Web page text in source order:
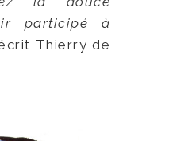
participé à
Thierry de